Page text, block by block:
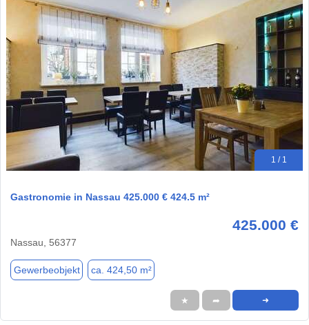
1 / 1
Gastronomie in Nassau 425.000 € 424.5 m²
425.000 €
Nassau, 56377
Gewerbeobjekt ca. 424,50 m²
★ ➦ ➜